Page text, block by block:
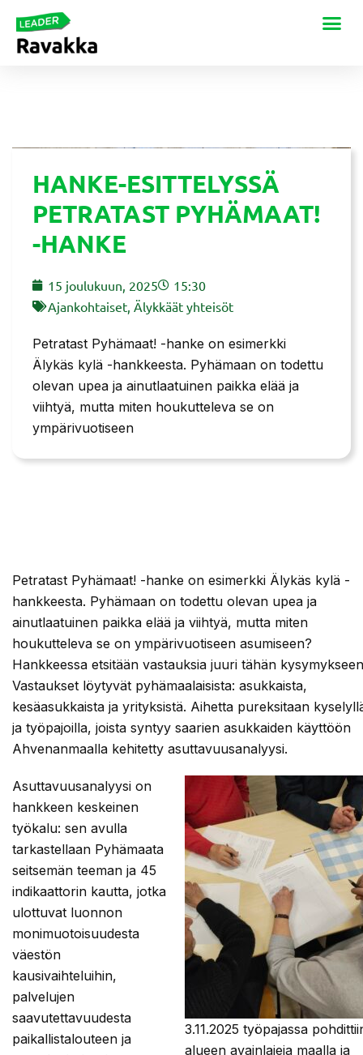
HANKE-ESITTELYSSÄ
PETRATAST PYHÄMAAT!
-HANKE
15 joulukuun, 2025
15:30
Ajankohtaiset Älykkäät yhteisöt
Petratast Pyhämaat! -hanke on esimerkki
Älykäs kylä -hankkeesta. Pyhämaan on todettu
olevan upea ja ainutlaatuinen paikka elää ja
viihtyä, mutta miten houkutteleva se on
ympärivuotiseen
Petratast Pyhämaat! -hanke on esimerkki Älykäs kylä -
hankkeesta. Pyhämaan on todettu olevan upea ja
ainutlaatuinen paikka elää ja viihtyä, mutta miten
houkutteleva se on ympärivuotiseen asumiseen?
Hankkeessa etsitään vastauksia juuri tähän
Vastaukset löytyvät pyhämaalaisista: asukkaista,
kesäasukkaista ja yrityksistä. Aihetta pureksitaan
ja työpajoilla, joista syntyy saarien asukkaiden käyttöön
Ahvenanmaalla kehitetty asuttavuusanalyysi.
3.11.2025 työpajassa
alueen avainlajeja maalla ja
Asuttavuusanalyysi on
hankkeen keskeinen
työkalu: sen avulla
tarkastellaan Pyhämaata
seitsemän teeman ja 45
indikaattorin kautta, jotka
ulottuvat luonnon
monimuotoisuudesta
väestön
kausivaihteluihin,
palvelujen
saavutettavuudesta
paikallistalouteen ja